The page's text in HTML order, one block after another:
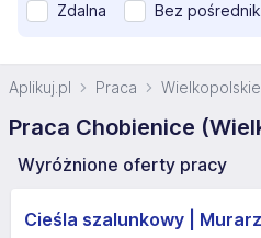
Zdalna Bez
Aplikuj.pl Praca Wielkopolskie
Praca Chobienice
Wyróżnione oferty pracy
Cieśla szalunkowy | Murarz